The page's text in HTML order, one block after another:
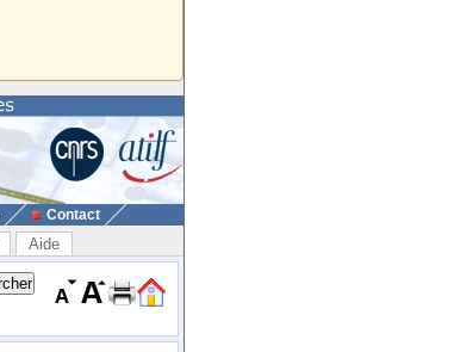
Contact
Aide